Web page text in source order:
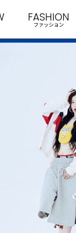
FASHION
ファッション